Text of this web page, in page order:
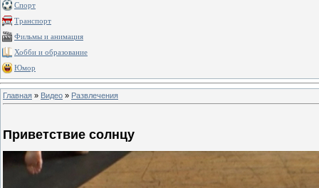
Спорт
Транспорт
Фильмы и анимация
Хобби и образование
Юмор
Главная » Видео » Развлечения
Приветствие солнцу